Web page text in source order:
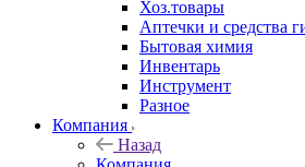
Хоз.товары
Аптечки и средства
Бытовая химия
Инвентарь
Инструмент
Разное
Компания
Назад